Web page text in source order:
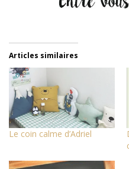
Articles similaires
Le coin calme d’Adriel